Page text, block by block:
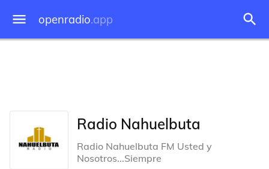
openradio.app
Radio Nahuelbuta
Radio Nahuelbuta FM Usted y
Nosotros...Siempre